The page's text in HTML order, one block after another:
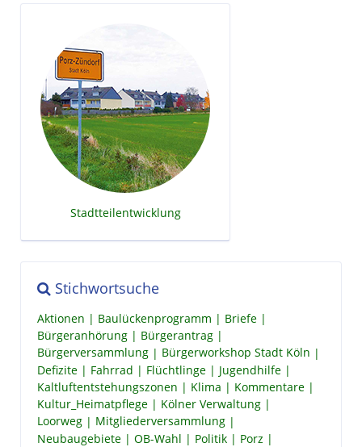
Stadtteilentwicklung
Stichwortsuche
Aktionen Baulückenprogramm
Briefe
Bürgeranhörung
Bürgerantrag
Bürgerversammlung
Bürgerworkshop Stadt Köln
Defizite
Fahrrad Flüchtlinge
Jugendhilfe
Kaltluftentstehungszonen
Klima
Kommentare
Kultur_Heimatpflege
Kölner Verwaltung
Loorweg
Mitgliederversammlung
Neubaugebiete
OB-Wahl Politik
Porz